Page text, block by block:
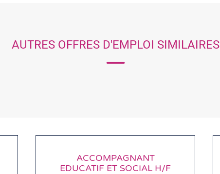
AUTRES OFFRES D'EMPLOI SIMILAIRES
ACCOMPAGNANT
EDUCATIF ET SOCIAL H/F